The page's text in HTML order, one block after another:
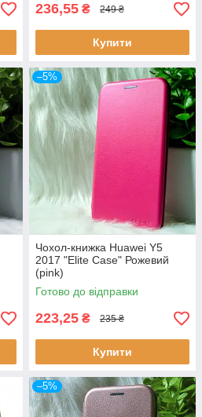
236,55 ₴ 249 ₴
Купити
–5%
Чохол-книжка Huawei Y5
2017 "Elite Case" Рожевий
(pink)
Готово до відправки
223,25 ₴ 235 ₴
Купити
–5%